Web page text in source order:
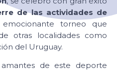
de las actividades de
torneo que
otras localidades como
del Uruguay.
de este deporte